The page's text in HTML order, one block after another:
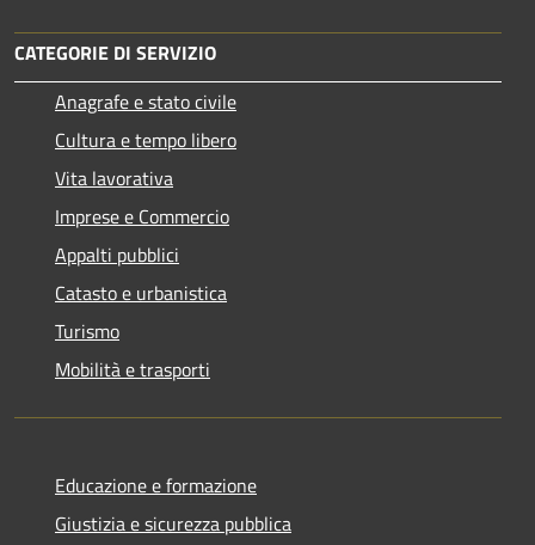
CATEGORIE DI SERVIZIO
Anagrafe e stato civile
Cultura e tempo libero
Vita lavorativa
Imprese e Commercio
Appalti pubblici
Catasto e urbanistica
Turismo
Mobilità e trasporti
Educazione e formazione
Giustizia e sicurezza pubblica